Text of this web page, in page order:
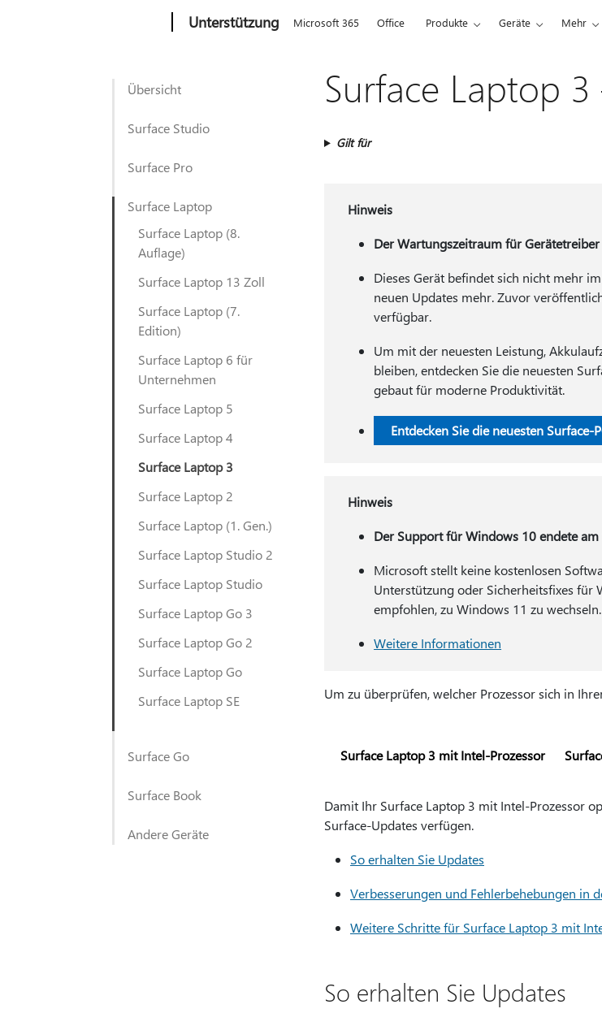
Unterstützung Microsoft 365 Office Produkte Geräte Mehr
Übersicht
Surface Studio
Surface Pro
Surface Laptop
Surface Laptop (8.
Auflage)
Surface Laptop 13 Zoll
Surface Laptop (7.
Edition)
Surface Laptop 6 für
Unternehmen
Surface Laptop 5
Surface Laptop 4
Surface Laptop 3
Surface Laptop 2
Surface Laptop (1. Gen.)
Surface Laptop Studio 2
Surface Laptop Studio
Surface Laptop Go 3
Surface Laptop Go 2
Surface Laptop Go
Surface Laptop SE
Surface Go
Surface Book
Andere Geräte
Surface Laptop
Gilt für
Hinweis
Der Wartungszeitraum für
Dieses Gerät befindet sich nicht mehr
neuen Updates mehr. Zuvor
verfügbar.
Um mit der neuesten Leistung,
bleiben, entdecken Sie die neuesten
gebaut für moderne Produktivität.
Entdecken Sie die neuesten Surface-
Hinweis
Der Support für Windows 10 endete
Microsoft stellt keine kostenlosen
Unterstützung oder Sicherheitsfixes
empfohlen, zu Windows 11 zu wechseln.
Weitere Informationen
Um zu überprüfen, welcher Prozessor sich in
Surface Laptop 3 mit Intel-Prozessor
Damit Ihr Surface Laptop 3 mit Intel-Prozessor
Surface-Updates verfügen.
So erhalten Sie Updates
Verbesserungen und Fehlerbehebungen in
Weitere Schritte für Surface Laptop 3 mit
So erhalten Sie Updates